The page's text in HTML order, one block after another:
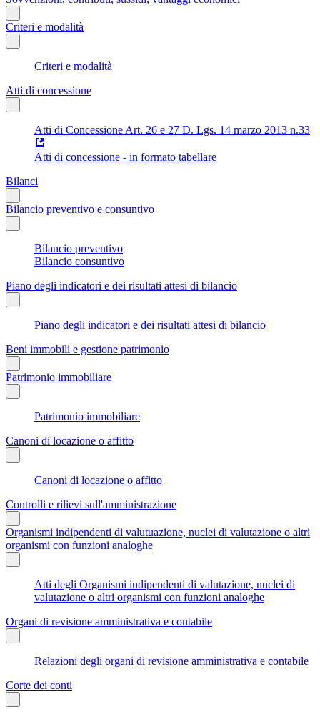
Criteri e modalità
Criteri e modalità
Atti di concessione
Atti di Concessione Art. 26 e 27 D. Lgs. 14 marzo 2013 n.33
Atti di concessione - in formato tabellare
Bilanci
Bilancio preventivo e consuntivo
Bilancio preventivo
Bilancio consuntivo
Piano degli indicatori e dei risultati attesi di bilancio
Piano degli indicatori e dei risultati attesi di bilancio
Beni immobili e gestione patrimonio
Patrimonio immobiliare
Patrimonio immobiliare
Canoni di locazione o affitto
Canoni di locazione o affitto
Controlli e rilievi sull'amministrazione
Organismi indipendenti di valutuazione, nuclei di valutazione o altri
organismi con funzioni analoghe
Atti degli Organismi indipendenti di valutazione, nuclei di
valutazione o altri organismi con funzioni analoghe
Organi di revisione amministrativa e contabile
Relazioni degli organi di revisione amministrativa e contabile
Corte dei conti